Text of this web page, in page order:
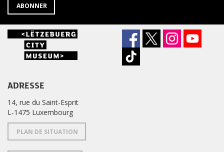
ABONNER
ADRESSE
14, rue du Saint-Esprit
L-1475 Luxembourg
PLAN DE SITUATION